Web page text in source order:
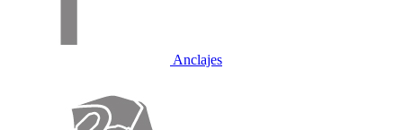
Anclajes